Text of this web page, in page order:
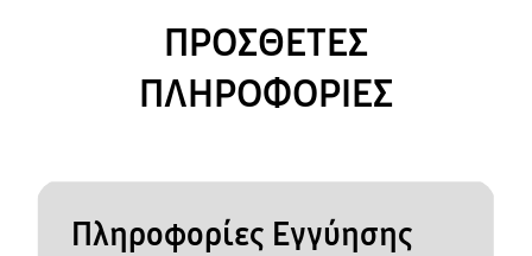
ΠΡΟΣΘΕΤΕΣ
ΠΛΗΡΟΦΟΡΙΕΣ
Πληροφορίες Εγγύησης